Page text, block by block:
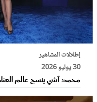
إطلالات المشاهير
30 يوليو 2026
محمد آشي ينسج عالم